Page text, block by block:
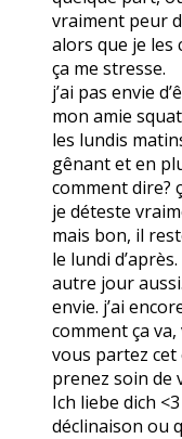
vraiment peur
alors que je les
ça me stresse.
j’ai pas envie
mon amie
les lundis
gênant et en
comment dire?
je déteste
mais bon, il
le lundi
autre jour aussi.
envie. j’ai
comment ça va,
vous partez cet
prenez soin de
Ich liebe dich
déclinaison ou